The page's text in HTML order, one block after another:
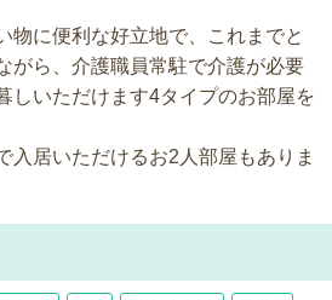
物に便利な好立地で、これまでと
がら、介護職員常駐で介護が必要
しいただけます4タイプのお部屋を
入居いただけるお2人部屋もありま